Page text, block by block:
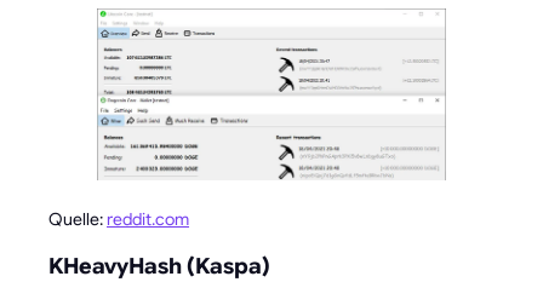
Quelle:reddit.com
KHeavyHash (Kaspa)